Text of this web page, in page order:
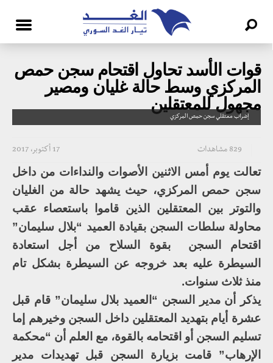
قوات الأسد تحاول اقتحام سجن حمص
المركزي وسط حالة غليان ومصير
مجهول للمعتقلين
إضراب معتقلي سجن حمص المركزي
17 أكتوبر، 2017 829 مشاهدات
تعالت يوم أمس الاثنين الأصوات والنداءات من داخل
سجن حمص المركزي، حيث يشهد حالة من الغليان
والتوتر بين المعتقلين الذين قاموا باستعصاء عقب
محاولة سلطات السجن بقيادة العميد “بلال سليمان”
اقتحام السجن بقوة السلاح من أجل استعادة
السيطرة عليه بعد خروجه عن السيطرة بشكل تام
منذ ثلاث سنوات.
يذكر أن مدير السجن “العميد بلال سليمان” قام قبل
عشرة أيام بتهديد المعتقلين داخل السجن وخيرهم إما
تسليم السجن أو اقتحامه بالقوة، مع العلم أن “محكمة
الإرهاب” قامت بزيارة السجن قبل تهديدات مدير